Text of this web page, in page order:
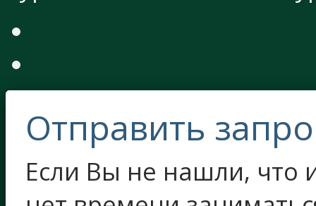
Отправить
Если Вы не нашли, что